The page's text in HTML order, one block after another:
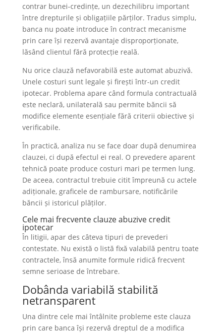
contrar bunei-credințe, un dezechilibru important
între drepturile și obligațiile părților. Tradus simplu,
banca nu poate introduce în contract mecanisme
prin care își rezervă avantaje disproporționate,
lăsând clientul fără protecție reală.
Nu orice clauză nefavorabilă este automat abuzivă.
Unele costuri sunt legale și firești într-un credit
ipotecar. Problema apare când formula contractuală
este neclară, unilaterală sau permite băncii să
modifice elemente esențiale fără criterii obiective și
verificabile.
În practică, analiza nu se face doar după denumirea
clauzei, ci după efectul ei real. O prevedere aparent
tehnică poate produce costuri mari pe termen lung.
De aceea, contractul trebuie citit împreună cu actele
adiționale, graficele de rambursare, notificările
băncii și istoricul plăților.
Cele mai frecvente clauze abuzive credit
ipotecar
În litigii, apar des câteva tipuri de prevederi
contestate. Nu există o listă fixă valabilă pentru toate
contractele, însă anumite formule ridică frecvent
semne serioase de întrebare.
Dobânda variabilă stabilită
netransparent
Una dintre cele mai întâlnite probleme este clauza
prin care banca își rezervă dreptul de a modifica